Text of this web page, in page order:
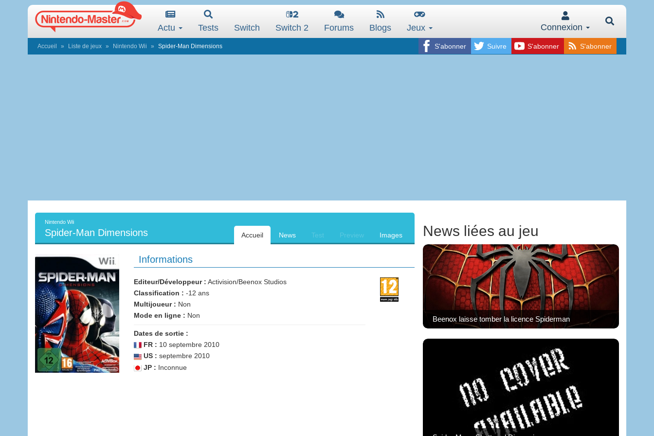
Actu Tests Switch Switch 2 Forums Blogs Jeux Connexion
S'abonner Suivre S'abonner S'abonner
Accueil Liste de jeux Nintendo Wii Spider-Man Dimensions
Nintendo Wii
Spider-Man Dimensions Accueil News Test Preview Images
Informations
Editeur/Développeur : Activision/Beenox Studios
Classification : -12 ans
Multijoueur : Non
Mode en ligne : Non
Dates de sortie :
FR : 10 septembre 2010
US : septembre 2010
JP : Inconnue
News liées au jeu
Beenox laisse tomber la licence Spiderman